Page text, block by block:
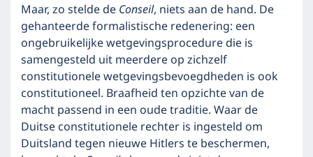
Maar, zo stelde deConseil, niets aan de hand. De
gehanteerde formalistische redenering: een
ongebruikelijke wetgevingsprocedure die is
samengesteld uit meerdere op zichzelf
constitutionele wetgevingsbevoegdheden is ook
constitutioneel. Braafheid ten opzichte van de
macht passend in een oude traditie. Waar de
Duitse constitutionele rechter is ingesteld om
Duitsland tegen nieuwe Hitlers te beschermen,